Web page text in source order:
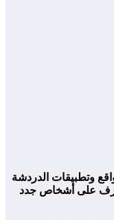
وتطبيقات الدردشة
على أشخاص جدد